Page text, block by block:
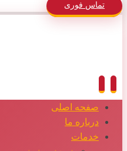
تماس فوری
صفحه اصلی
درباره ما
خدمات